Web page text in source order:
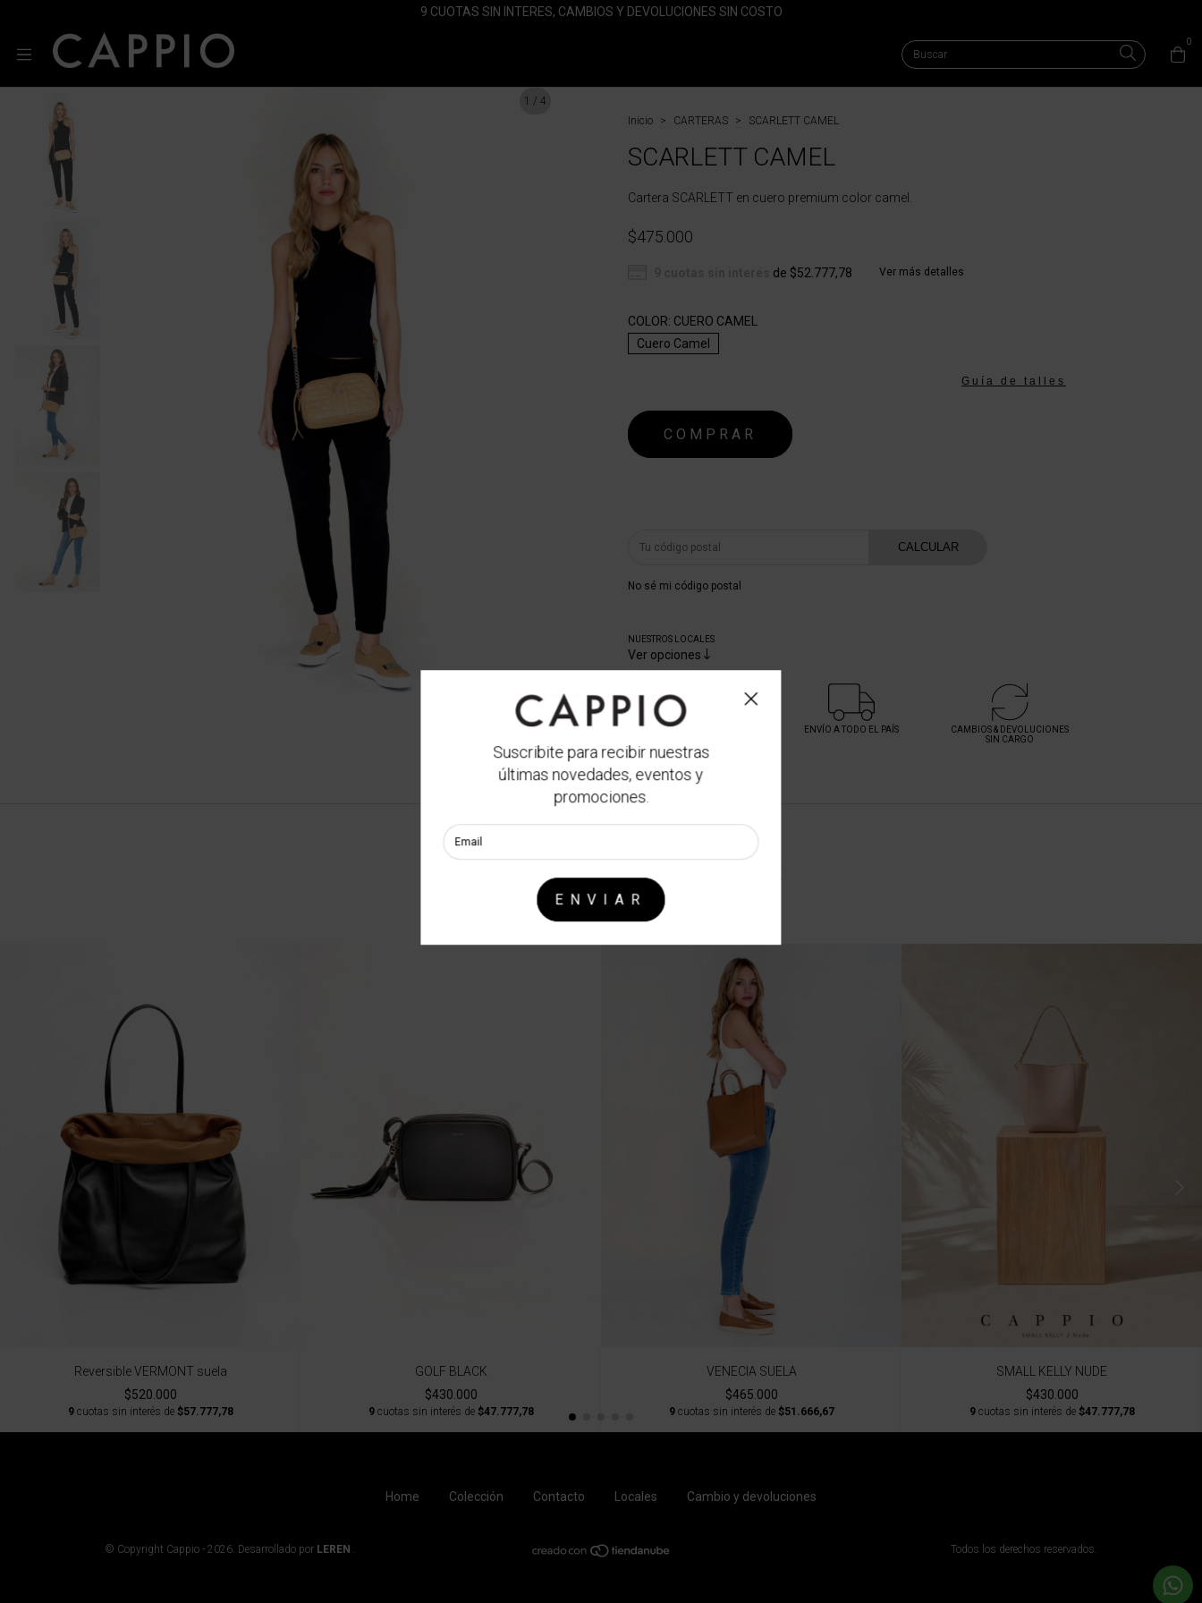
9 CUOTAS SIN INTERES, CAMBIOS Y DEVOLUCIONES SIN COSTO
0
1 / 4
Inicio
> CARTERAS > SCARLETT CAMEL
SCARLETT CAMEL
Cartera SCARLETT en cuero premium color camel.
$475.000
de $52.777,78 Ver más detalles
COLOR: CUERO CAMEL
Cuero Camel
Guía de talles
CALCULAR
No sé mi código postal
NUESTROS LOCALES
Ver opciones
CUOTAS SIN INTERÉS ENVÍO A TODO EL PAÍS
CAMBIOS & DEVOLUCIONES
SIN CARGO
DESCUBRI MAS ITEMS
Reversible VERMONT suela
$520.000
9cuotas sin interés de $57.777,78
GOLF BLACK
$430.000
9cuotas sin interés de $47.777,78
VENECIA SUELA
$465.000
9cuotas sin interés de $51.666,67
SMALL KELLY NUDE
$430.000
9cuotas sin interés de $47.777,78
Home Colección Contacto Locales Cambio y devoluciones
© Copyright Cappio - 2026. Desarrollado por LEREN Todos los derechos reservados.
Suscribite para recibir nuestras
últimas novedades, eventos y
promociones.